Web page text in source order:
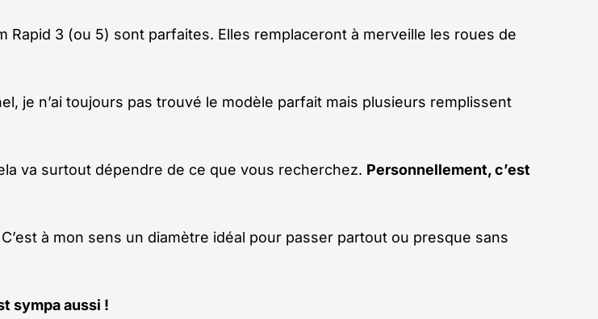
Rapid 3 (ou 5) sont parfaites. Elles remplaceront à merveille les roues de
je n’ai toujours pas trouvé le modèle parfait mais plusieurs remplissent
va surtout dépendre de ce que vous recherchez. Personnellement, c’est
C’est à mon sens un diamètre idéal pour passer partout ou presque sans
sympa aussi !